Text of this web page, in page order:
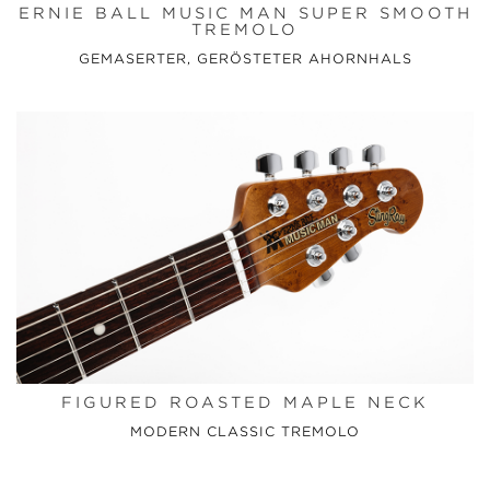
ERNIE BALL MUSIC MAN SUPER SMOOTH
TREMOLO
GEMASERTER, GERÖSTETER AHORNHALS
FIGURED ROASTED MAPLE NECK
MODERN CLASSIC TREMOLO